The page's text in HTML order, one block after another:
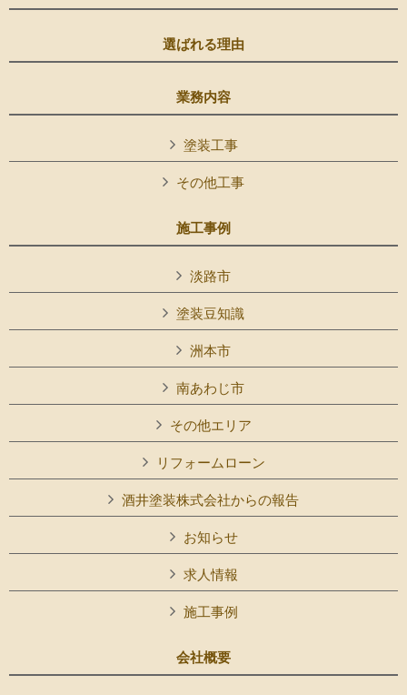
選ばれる理由
業務内容
塗装工事
その他工事
施工事例
淡路市
塗装豆知識
洲本市
南あわじ市
その他エリア
リフォームローン
酒井塗装株式会社からの報告
お知らせ
求人情報
施工事例
会社概要